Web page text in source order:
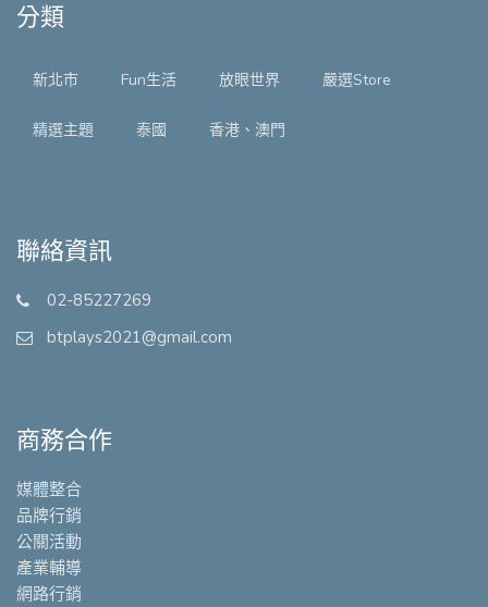
分類
新北市 Fun生活 放眼世界 嚴選Store
精選主題 泰國 香港、澳門
聯絡資訊
02-85227269
btplays2021@gmail.com
商務合作
媒體整合
品牌行銷
公關活動
產業輔導
網路行銷